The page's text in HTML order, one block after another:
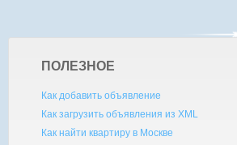
ПОЛЕЗНОЕ
Как добавить объявление
Как загрузить объявления из XML
Как найти квартиру в Москве